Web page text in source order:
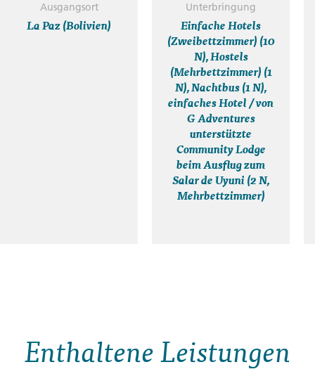
Ausgangsort
La Paz (Bolivien)
Unterbringung
Einfache Hotels
(Zweibettzimmer) (10
N), Hostels
(Mehrbettzimmer) (1
N), Nachtbus (1 N),
einfaches Hotel / von
G Adventures
unterstützte
Community Lodge
beim Ausflug zum
Salar de Uyuni (2 N,
Mehrbettzimmer)
Enthaltene Leistungen